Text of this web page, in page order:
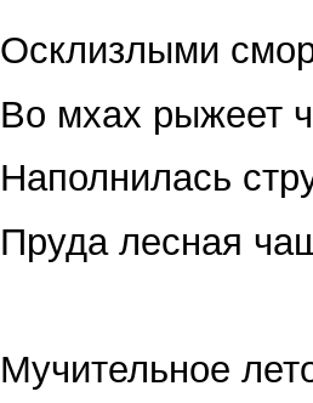
Осклизлыми
Во мхах рыжеет
Наполнилась
Пруда лесная
Мучительное